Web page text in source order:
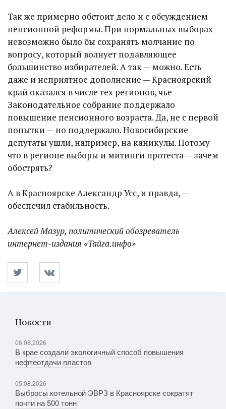
Так же примерно обстоит дело и с обсуждением
пенсионной реформы. При нормальных выборах
невозможно было бы сохранять молчание по
вопросу, который волнует подавляющее
большинство избирателей. А так — можно. Есть
даже и неприятное дополнение — Красноярский
край оказался в числе тех регионов, чье
Законодательное собрание поддержало
повышение пенсионного возраста. Да, не с первой
попытки — но поддержало. Новосибирские
депутаты ушли, например, на каникулы. Потому
что в регионе выборы и митинги протеста — зачем
обострять?
А в Красноярске Александр Усс, и правда, —
обеспечил стабильность.
Алексей Мазур, политический обозреватель
интернет-издания «Тайга.инфо»
Новости
06.08.2026
В крае создали экологичный способ повышения
нефтеотдачи пластов
05.08.2026
Выбросы котельной ЭВРЗ в Красноярске сократят
почти на 500 тонн